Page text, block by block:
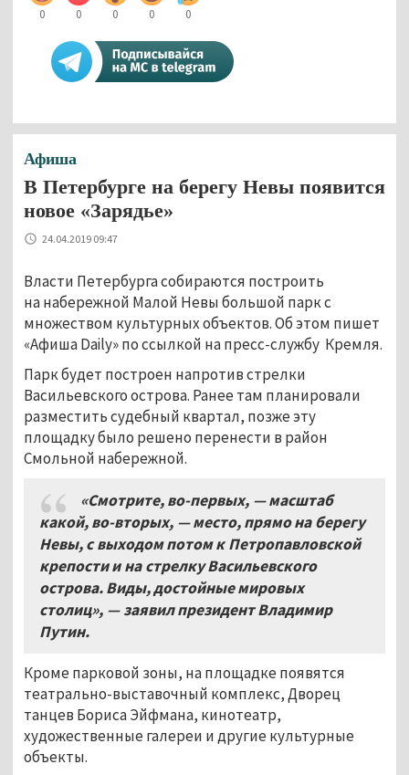
0 0 0 0 0
Афиша
В Петербурге на берегу Невы появится
новое «Зарядье»
24.04.2019 09:47
Власти Петербурга собираются построить
на набережной Малой Невы большой парк с
множеством культурных объектов. Об этом пишет
«Афиша Daily» по ссылкой на пресс-службу Кремля.
Парк будет построен напротив стрелки
Васильевского острова. Ранее там планировали
разместить судебный квартал, позже эту
площадку было решено перенести в район
Смольной набережной.
«Смотрите, во-первых, — масштаб
какой, во-вторых, — место, прямо на берегу
Невы, с выходом потом к Петропавловской
крепости и на стрелку Васильевского
острова. Виды, достойные мировых
столиц», — заявил президент Владимир
Путин.
Кроме парковой зоны, на площадке появятся
театрально-выставочный комплекс, Дворец
танцев Бориса Эйфмана, кинотеатр,
художественные галереи и другие культурные
объекты.